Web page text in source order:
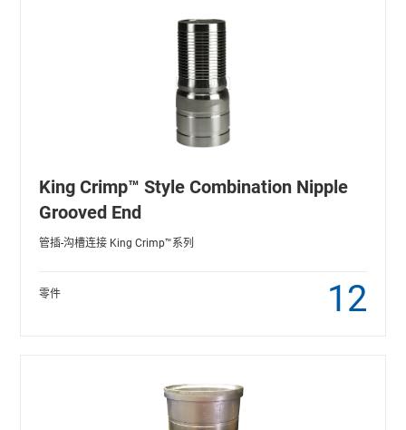
King Crimp™ Style Combination Nipple
Grooved End
管插-沟槽连接 King Crimp™系列
零件 12